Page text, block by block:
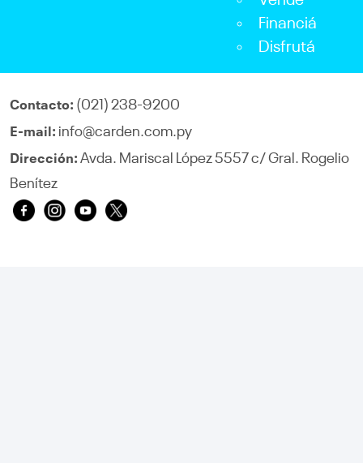
Financiá
Disfrutá
Contacto: (021) 238-9200
E-mail: info@carden.com.py
Dirección: Avda. Mariscal López 5557 c/ Gral. Rogelio
Benítez